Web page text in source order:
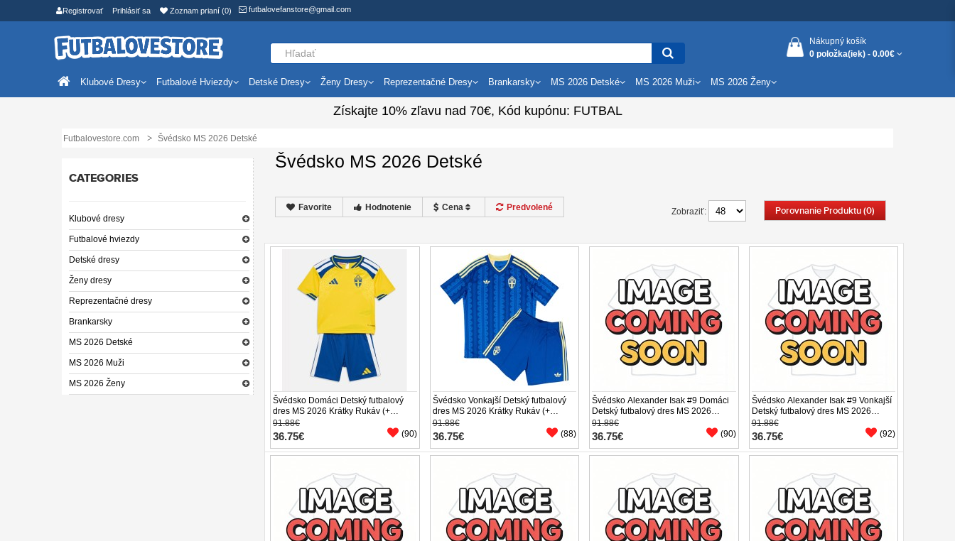
Registrovať Prihlásiť sa Zoznam prianí (0) futbalovefanstore@gmail.com
Nákupný košík
0 položka(iek) - 0.00€
Klubové Dresy Futbalové Hviezdy Detské Dresy Ženy Dresy Reprezentačné Dresy Brankarsky MS 2026 Detské MS 2026 Muži MS 2026 Ženy
Získajte 10%zľavu nad 70€, Kód kupónu: FUTBAL
Futbalovestore.com Švédsko MS 2026 Detské
CATEGORIES
Klubové dresy
Futbalové hviezdy
Detské dresy
Ženy dresy
Reprezentačné dresy
Brankarsky
MS 2026 Detské
MS 2026 Muži
MS 2026 Ženy
Švédsko MS 2026 Detské
Porovnanie Produktu (0)
Zobraziť:
Favorite Hodnotenie Cena Predvolené
Švédsko Domáci Detský futbalový
dres MS 2026 Krátky Rukáv (+
trenírky)
91.88€
36.75€ (90)
Švédsko Vonkajší Detský futbalový
dres MS 2026 Krátky Rukáv (+
trenírky)
91.88€
36.75€ (88)
Švédsko Alexander Isak #9 Domáci
Detský futbalový dres MS 2026
Krátky Rukáv (+ trenírky)
91.88€
36.75€ (90)
Švédsko Alexander Isak #9 Vonkajší
Detský futbalový dres MS 2026
Krátky Rukáv (+ trenírky)
91.88€
36.75€ (92)